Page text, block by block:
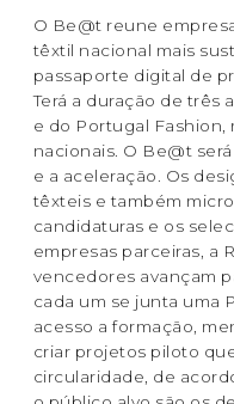
O Be@t reune
têxtil nacional mais
passaporte digital de
Terá a duração de três
e do Portugal Fashion,
nacionais. O Be@t
e a aceleração. Os
têxteis e também
candidaturas e os
empresas parceiras, a
vencedores avançam
cada um se junta uma
acesso a formação,
criar projetos piloto
circularidade, de